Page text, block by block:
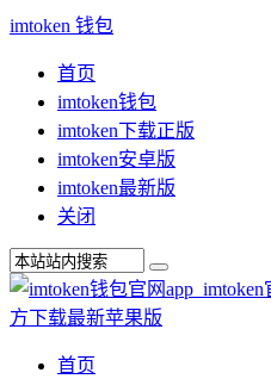
imtoken 钱包
首页
imtoken钱包
imtoken下载正版
imtoken安卓版
imtoken最新版
关闭
首页